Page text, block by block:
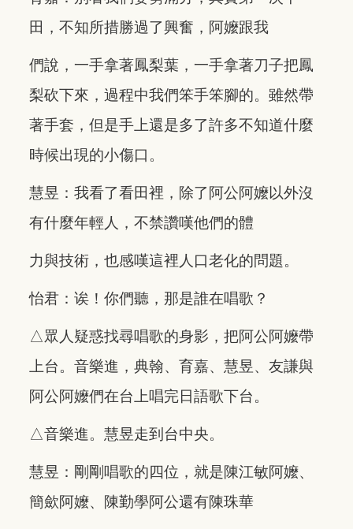
田，不知所措勝過了興奮，阿嬤跟我
們說，一手拿著鳳梨葉，一手拿著刀子把鳳
梨砍下來，過程中我們笨手笨腳的。雖然帶
著手套，但是手上還是多了許多不知道什麼
時候出現的小傷口。
慧昱：我看了看田裡，除了阿公阿嬤以外沒
有什麼年輕人，不禁讚嘆他們的體
力與技術，也感嘆這裡人口老化的問題。
怡君：诶！你們聽，那是誰在唱歌？
△眾人疑惑找尋唱歌的身影，把阿公阿嬤帶
上台。音樂進，典翰、育嘉、慧昱、友謙與
阿公阿嬤們在台上唱完日語歌下台。
△音樂進。慧昱走到台中央。
慧昱：剛剛唱歌的四位，就是陳江敏阿嬤、
簡歛阿嬤、陳勤學阿公還有陳珠華